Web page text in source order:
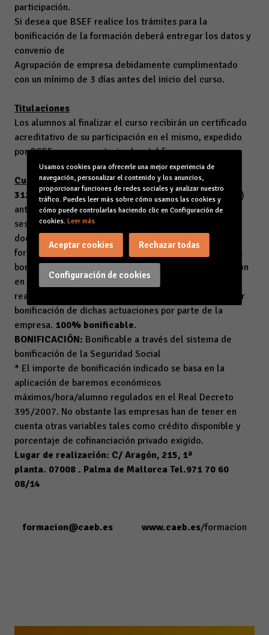
participación.
Si desea que BSEF realice los trámites para la
bonificación de la formación deberá entregar los datos y
convenio de
Agrupación de empresa debidamente cumplimentado
con un mínimo de 3 días antes del inicio del curso.
Titulaciones
Los alumnos al finalizar el curso recibirán un certificado
acreditativo de su participación en el mismo, expedido
por BSEF, empresa autorizada a tal fin.
Cuota de inscripción:
312€
(296€ para asociados a la CAEB y desempleados)
antes del inicio del curso e incluye la asistencia a las
sesiones y
documentación. Si la empresa dispone de crédito
formativo, BSEF incluye en este precio la gestión de la
bonificación ante la Fundación Estatal para la Formación
en el Empleo. El pago será imprescindible para la
realización de los trámites necesarios para la posterior
bonificación de dichas actuaciones por parte de la
empresa. 100% bonificable.
BONIFICACIÓN: Bonificable a través del sistema de
bonificación de la Seguridad Social
* El importe de bonificación indicado se basa en la
aplicación de baremos económicos
máximos/hora/alumno regulados en el Real Decreto
395/2007. No obstante las empresas han de tener en
cuenta otras variables tales como crédito disponible y
porcentaje de cofinanciación privado exigido.
Lugar de realización: C/ Aragón, 215, 1ª
planta. 07008 . Palma de Mallorca Tel.971 70 60
08/14
formacion@caeb.es www.caeb.es/formacion
Usamos cookies para ofrecerle una mejor experiencia de
navegación, personalizar el contenido y los anuncios,
proporcionar funciones de redes sociales y analizar nuestro
tráfico. Puedes leer más sobre cómo usamos las cookies y
cómo puede controlarlas haciendo clic en Configuración de
cookies. Leer más
Configuración de cookies
Aceptar cookies Rechazar todas